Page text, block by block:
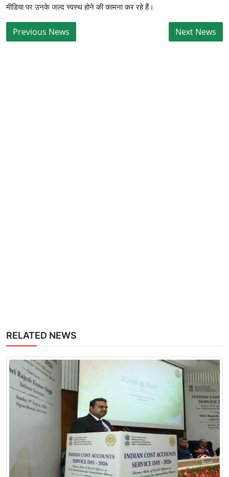
मीडिया पर उनके जल्द स्वस्थ होने की कामना कर रहे हैं।
RELATED NEWS